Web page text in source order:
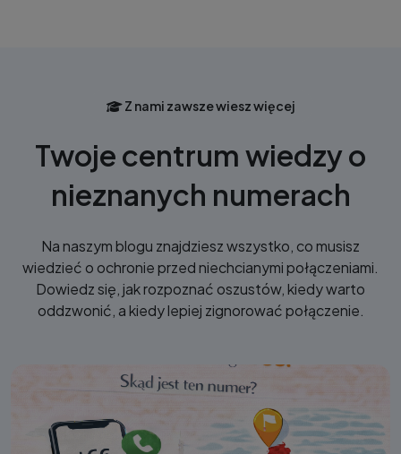
Z nami zawsze wiesz więcej
Twoje centrum wiedzy o
nieznanych numerach
Na naszym blogu znajdziesz wszystko, co musisz
wiedzieć o ochronie przed niechcianymi połączeniami.
Dowiedz się, jak rozpoznać oszustów, kiedy warto
oddzwonić, a kiedy lepiej zignorować połączenie.